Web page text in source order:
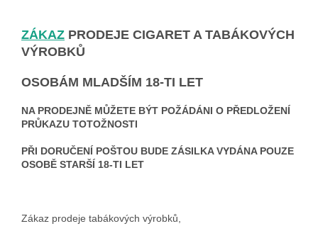
ZÁKAZ PRODEJE CIGARET A TABÁKOVÝCH
VÝROBKŮ
OSOBÁM MLADŠÍM 18-TI LET
NA PRODEJNĚ MŮŽETE BÝT POŽÁDÁNI O PŘEDLOŽENÍ
PRŮKAZU TOTOŽNOSTI
PŘI DORUČENÍ POŠTOU BUDE ZÁSILKA VYDÁNA POUZE
OSOBĚ STARŠÍ 18-TI LET
Zákaz prodeje tabákových výrobků,